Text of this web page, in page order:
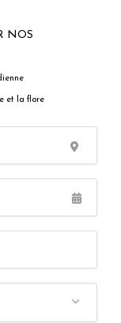
NOS
et la flore